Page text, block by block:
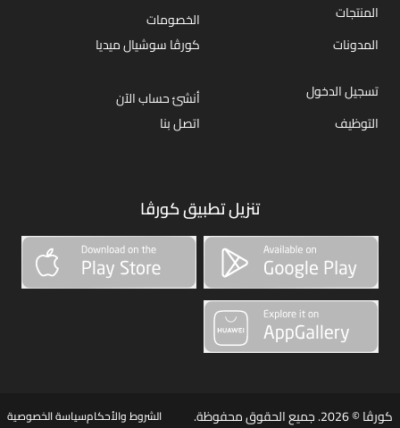
المنتجات
الخصومات
المدونات
كورڤا سوشيال ميديا
تسجيل الدخول
أنشئ حساب الآن
التوظيف
اتصل بنا
تنزيل تطبيق كورڤا
كورڤا © 2026. جميع الحقوق محفوظة. الشروط والأحكامسياسة الخصوصية